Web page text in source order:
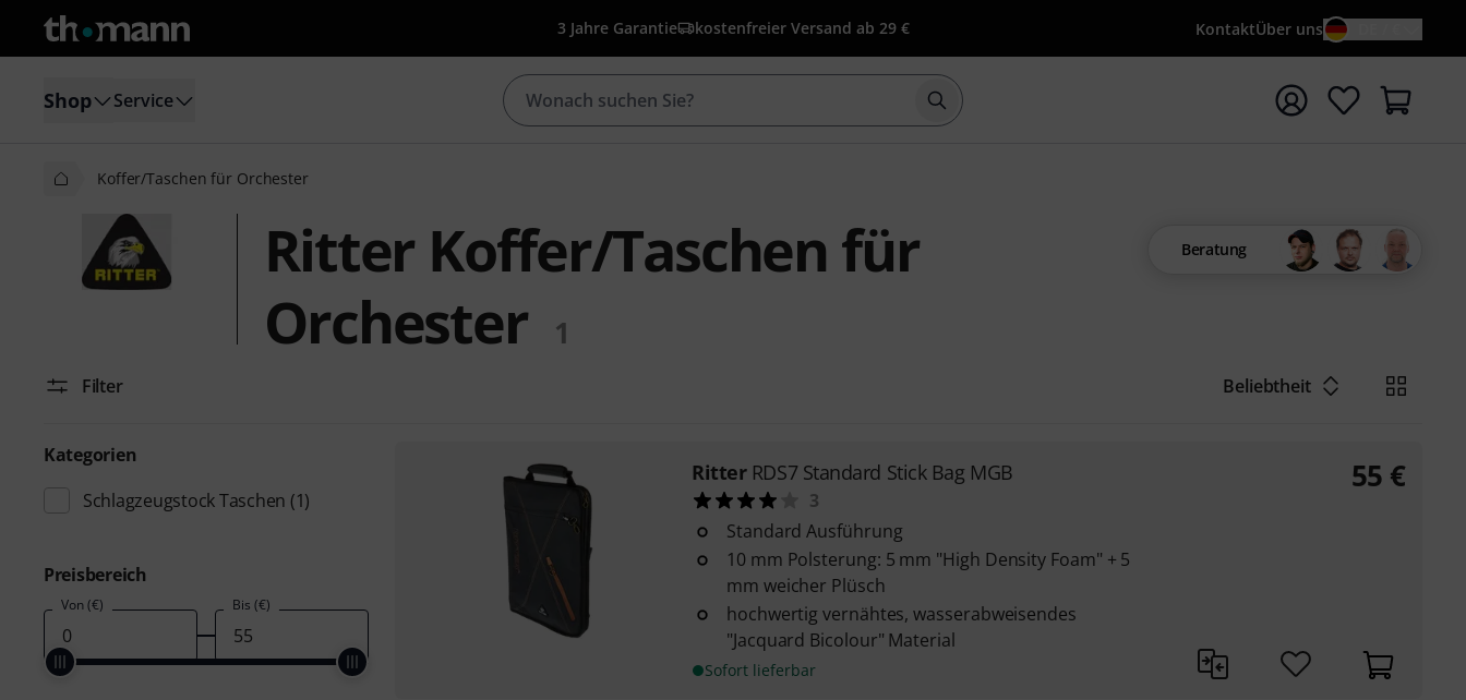
3 Jahre Garantie kostenfreier Versand ab 29 € KontaktÜber uns
Shop Service Suche mit Suchwort {searchTerm} starten
Koffer/Taschen für Orchester
Ritter Koffer/Taschen für
Orchester
1
Beratung
Filter Beliebtheit
Kategorien
Schlagzeugstock Taschen (1)
Preisbereich
Von (€) Bis (€)
Ritter RDS7 Standard Stick Bag MGB
3
Standard Ausführung
10 mm Polsterung: 5 mm "High Density Foam" + 5
mm weicher Plüsch
hochwertig vernähtes, wasserabweisendes
"Jacquard Bicolour" Material
Sofort lieferbar
55 €